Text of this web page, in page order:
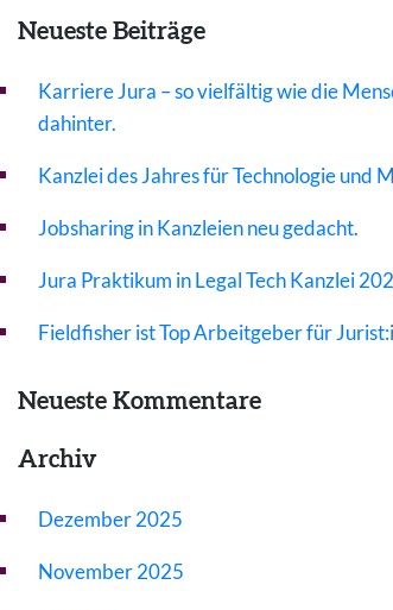
Neueste Beiträge
Karriere Jura – so vielfältig wie die
dahinter.
Kanzlei des Jahres für Technologie und
Jobsharing in Kanzleien neu gedacht.
Jura Praktikum in Legal Tech Kanzlei
Fieldfisher ist Top Arbeitgeber für
Neueste Kommentare
Archiv
Dezember 2025
November 2025